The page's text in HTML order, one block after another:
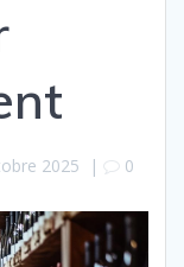
2025 | 0